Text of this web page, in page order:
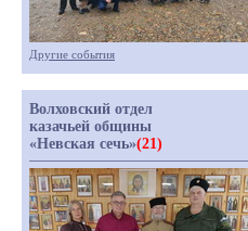
Другие события
Волховский отдел
казачьей общины
«Невская сечь»(21)